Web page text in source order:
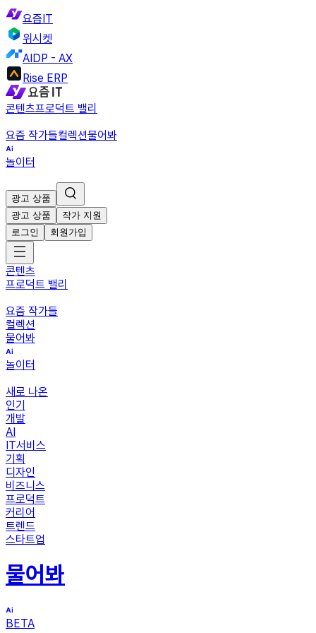
요즘IT
위시켓
AIDP - AX
Rise ERP
콘텐츠프로덕트 밸리
요즘 작가들컬렉션물어봐
놀이터
광고 상품
광고 상품
작가 지원
로그인
회원가입
콘텐츠
프로덕트 밸리
요즘 작가들
컬렉션
물어봐
놀이터
새로 나온
인기
개발
AI
IT서비스
기획
디자인
비즈니스
프로덕트
커리어
트렌드
스타트업
물어봐
BETA